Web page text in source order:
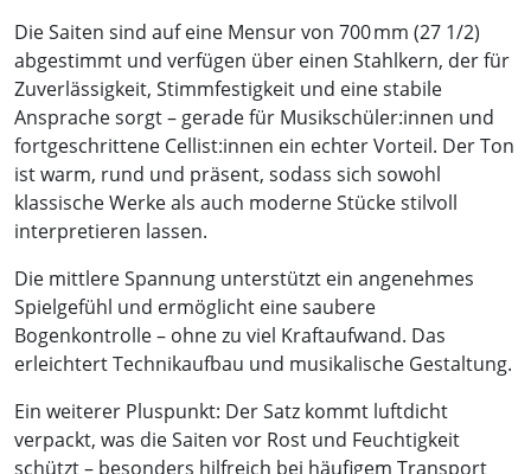
Die Saiten sind auf eine Mensur von 700 mm (27 1/2)
abgestimmt und verfügen über einen Stahlkern, der für
Zuverlässigkeit, Stimmfestigkeit und eine stabile
Ansprache sorgt – gerade für Musikschüler:innen und
fortgeschrittene Cellist:innen ein echter Vorteil. Der Ton
ist warm, rund und präsent, sodass sich sowohl
klassische Werke als auch moderne Stücke stilvoll
interpretieren lassen.
Die mittlere Spannung unterstützt ein angenehmes
Spielgefühl und ermöglicht eine saubere
Bogenkontrolle – ohne zu viel Kraftaufwand. Das
erleichtert Technikaufbau und musikalische Gestaltung.
Ein weiterer Pluspunkt: Der Satz kommt luftdicht
verpackt, was die Saiten vor Rost und Feuchtigkeit
schützt – besonders hilfreich bei häufigem Transport